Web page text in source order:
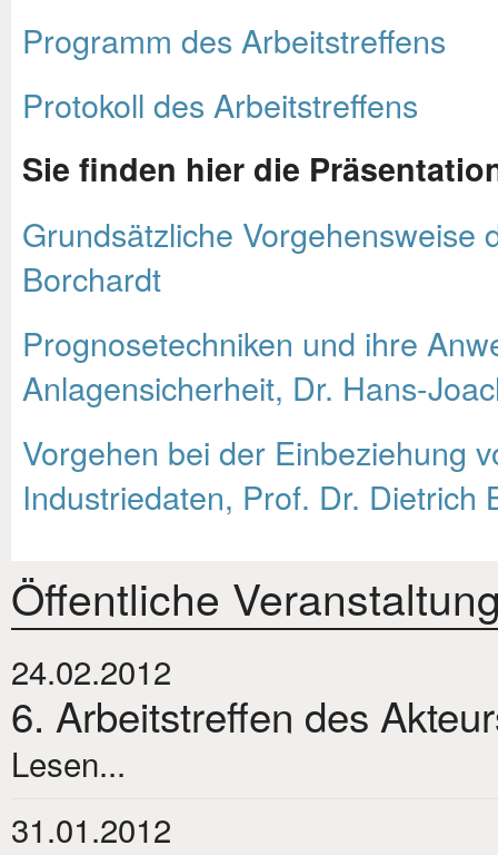
Programm des Arbeitstreffens
Protokoll des Arbeitstreffens
Sie finden hier die
Grundsätzliche Vorgehensweise
Borchardt
Prognosetechniken und ihre
Anlagensicherheit, Dr. Hans-
Vorgehen bei der Einbeziehung
Industriedaten, Prof. Dr. Dietrich
Öffentliche
24.02.2012
6. Arbeitstreffen des
Lesen...
31.01.2012